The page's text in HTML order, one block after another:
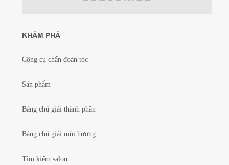
KHÁM PHÁ
Công cụ chẩn đoán tóc
Sản phẩm
Bảng chú giải thành phần
Bảng chú giải mùi hương
Tìm kiếm salon